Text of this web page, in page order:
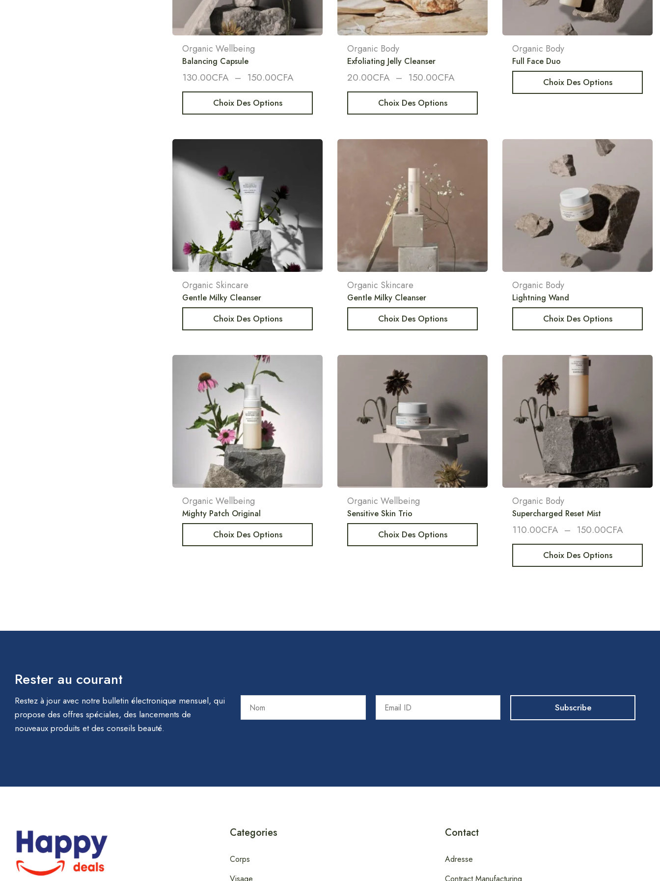
Organic Wellbeing
Balancing Capsule
130.00CFA – 150.00CFA
Choix Des Options
Organic Body
Exfoliating Jelly Cleanser
20.00CFA – 150.00CFA
Choix Des Options
Organic Body
Full Face Duo
Choix Des Options
Organic Skincare
Gentle Milky Cleanser
Choix Des Options
Organic Skincare
Gentle Milky Cleanser
Choix Des Options
Organic Body
Lightning Wand
Choix Des Options
Organic Wellbeing
Mighty Patch Original
Choix Des Options
Organic Wellbeing
Sensitive Skin Trio
Choix Des Options
Organic Body
Supercharged Reset Mist
110.00CFA – 150.00CFA
Choix Des Options
Rester au courant
Restez à jour avec notre bulletin électronique mensuel, qui
propose des offres spéciales, des lancements de
nouveaux produits et des conseils beauté.
Categories
Corps
Contact
Adresse